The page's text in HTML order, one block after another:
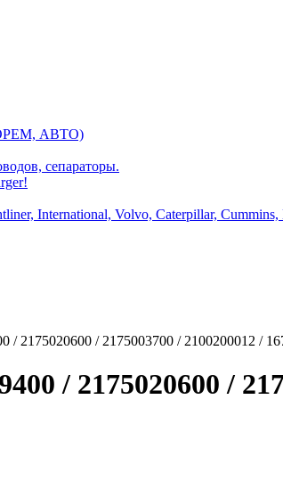
АВТО)
сепараторы.
International, Volvo, Caterpillar,
/ 2175020600 / 2175003700 / 2100200012 /
/ 2175020600 /